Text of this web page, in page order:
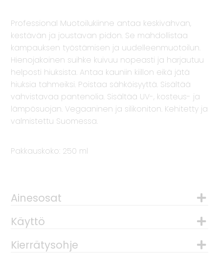
Professional Muotoilukiinne antaa keskivahvan,
kestävän ja joustavan pidon. Se mahdollistaa
kampauksen työstämisen ja uudelleenmuotoilun.
Hienojakoinen suihke kuivuu nopeasti ja harjautuu
helposti hiuksista. Antaa kauniin kiillon eikä jätä
hiuksia tahmeiksi. Poistaa sähköisyyttä. Sisältää
vahvistavaa pantenolia. Sisältää UV-, kosteus- ja
lämpösuojan. Vegaaninen ja silikoniton. Kehitetty ja
valmistettu Suomessa.
Pakkauskoko: 250 ml
Ainesosat
Käyttö
Kierrätysohje